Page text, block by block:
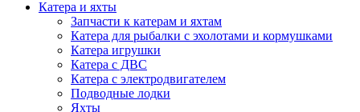
Катера и яхты
Запчасти к катерам и яхтам
Катера для рыбалки с эхолотами и кормушками
Катера игрушки
Катера с ДВС
Катера с электродвигателем
Подводные лодки
Яхты